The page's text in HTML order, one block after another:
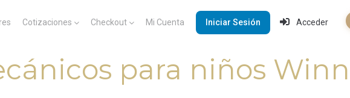
Cotizaciones Checkout Mi Cuenta Iniciar Sesión Acceder
para niños